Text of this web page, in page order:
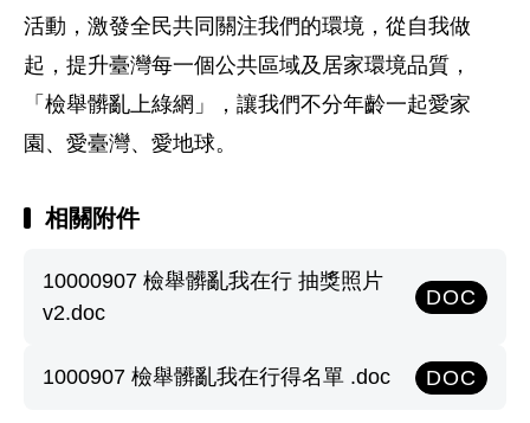
活動，激發全民共同關注我們的環境，從自我做
起，提升臺灣每一個公共區域及居家環境品質，
「檢舉髒亂上綠網」，讓我們不分年齡一起愛家
園、愛臺灣、愛地球。
相關附件
10000907 檢舉髒亂我在行 抽獎照片
v2.doc
DOC
1000907 檢舉髒亂我在行得名單 .doc DOC